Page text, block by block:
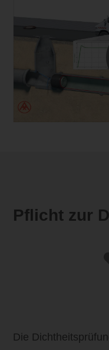
Pflicht zur
Die